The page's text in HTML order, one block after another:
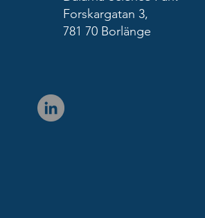
Forskargatan 3,
781 70 Borlänge